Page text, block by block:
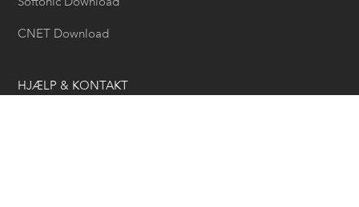
Softonic Download
CNET Download
HJÆLP & KONTAKT